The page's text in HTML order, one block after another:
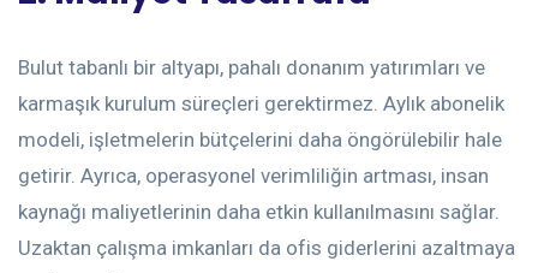
Bulut tabanlı bir altyapı, pahalı donanım yatırımları ve
karmaşık kurulum süreçleri gerektirmez. Aylık abonelik
modeli, işletmelerin bütçelerini daha öngörülebilir hale
getirir. Ayrıca, operasyonel verimliliğin artması, insan
kaynağı maliyetlerinin daha etkin kullanılmasını sağlar.
Uzaktan çalışma imkanları da ofis giderlerini azaltmaya